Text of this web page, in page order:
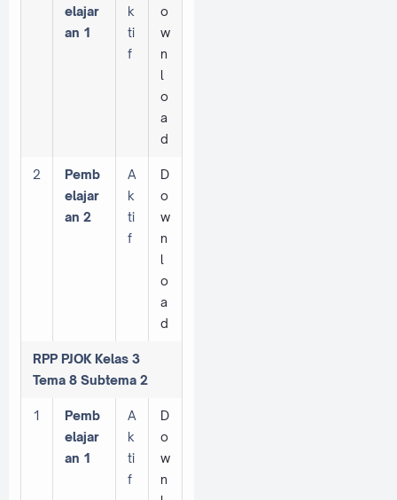
elajar
an 1
k
ti
f
o
w
n
l
o
a
d
2
Pemb
elajar
an 2
A
k
ti
f
D
o
w
n
l
o
a
d
RPP PJOK Kelas 3
Tema 8 Subtema 2
1
Pemb
elajar
an 1
A
k
ti
f
D
o
w
n